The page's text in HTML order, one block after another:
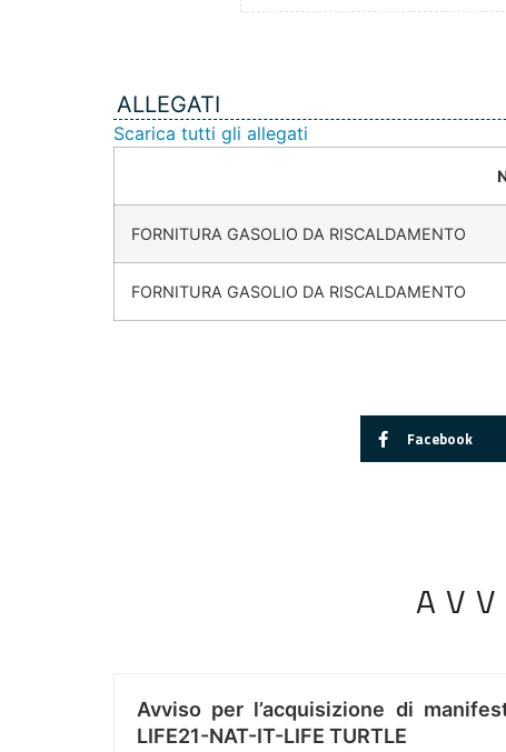
ALLEGATI
Scarica tutti gli allegati
FORNITURA GASOLIO DA RISCALDAMENTO
FORNITURA GASOLIO DA RISCALDAMENTO
Facebook
Avviso per l’acquisizione di
LIFE21-NAT-IT-LIFE TURTLE